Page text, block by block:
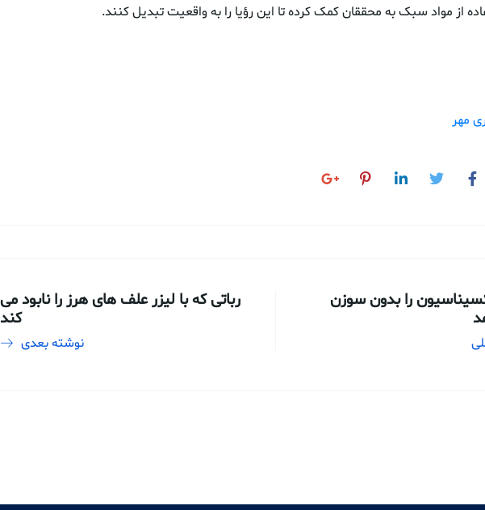
از مواد سبک به محققان کمک کرده تا این رؤیا را به واقعیت تبدیل کنند.
مهر
را بدون سوزن
رباتی که با لیزر علف های هرز را نابود می
کند
نوشته بعدی